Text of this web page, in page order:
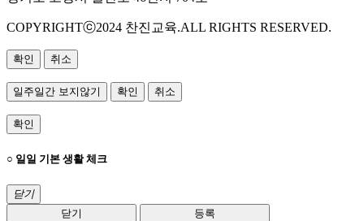
COPYRIGHTⓒ2024 찬진교육.ALL RIGHTS RESERVED.
확인 취소
일주일간 보지않기 확인 취소
확인
○ 일일 기본 생활 체크
닫기
닫기
등록